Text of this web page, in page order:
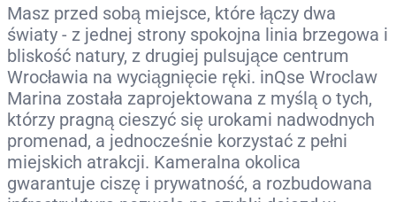
Masz przed sobą miejsce, które łączy dwa
światy - z jednej strony spokojna linia brzegowa i
bliskość natury, z drugiej pulsujące centrum
Wrocławia na wyciągnięcie ręki. inQse Wroclaw
Marina została zaprojektowana z myślą o tych,
którzy pragną cieszyć się urokami nadwodnych
promenad, a jednocześnie korzystać z pełni
miejskich atrakcji. Kameralna okolica
gwarantuje ciszę i prywatność, a rozbudowana